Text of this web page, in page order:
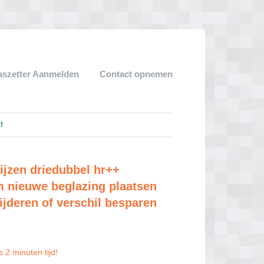
Aanmelden Contact opnemen
driedubbel hr++
nieuwe beglazing plaatsen
of verschil besparen
2 minuten tijd!